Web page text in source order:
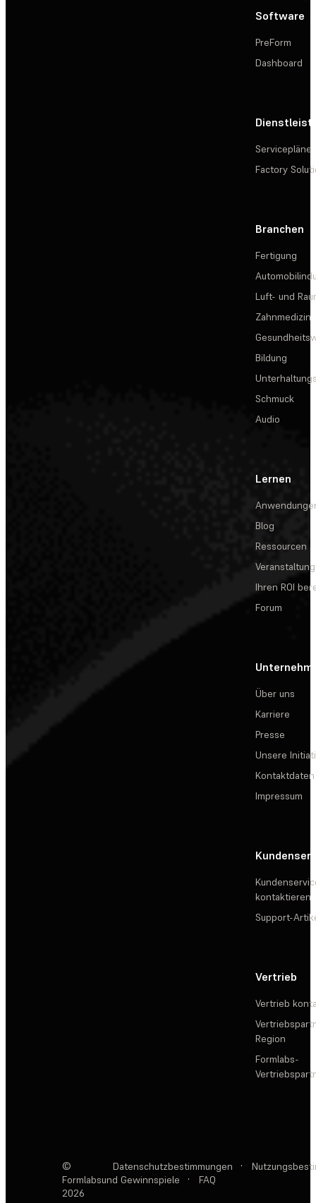
Software
PreForm
Dashboard
Servicepläne
Factory
Branchen
Fertigung
Luft- und
Zahnmedizin
Bildung
Schmuck
Audio
Lernen
Blog
Ressourcen
Ihren ROI
Forum
Über uns
Karriere
Presse
Unsere
Kontaktdaten
Impressum
kontaktieren
Support-
Vertrieb
Vertrieb
Region
Formlabs-
©
Formlabs
2026
Datenschutzbestimmungen ·
und Gewinnspiele
· FAQ